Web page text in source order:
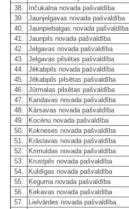
38.
Inčukalna novada pašvaldība
39.
Jaunjelgavas novada pašvaldība
40.
Jaunpiebalgas novada pašvaldība
41.
Jaunpils novada pašvaldība
42.
Jelgavas novada pašvaldība
43.
Jelgavas pilsētas pašvaldība
44.
Jēkabpils novada pašvaldība
45.
Jēkabpils pilsētas pašvaldība
46.
Jūrmalas pilsētas pašvaldība
47.
Kandavas novada pašvaldība
48.
Kārsavas novada pašvaldība
49.
Kocēnu novada pašvaldība
50.
Kokneses novada pašvaldība
51.
Krāslavas novada pašvaldība
52.
Krimuldas novada pašvaldība
53.
Krustpils novada pašvaldība
54.
Kuldīgas novada pašvaldība
55.
Ķeguma novada pašvaldība
56.
Ķekavas novada pašvaldība
57.
Lielvārdes novada pašvaldība